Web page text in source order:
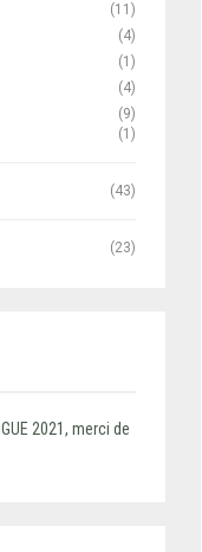
(11)
(4)
(1)
(4)
(9)
(1)
(43)
(23)
2021, merci de